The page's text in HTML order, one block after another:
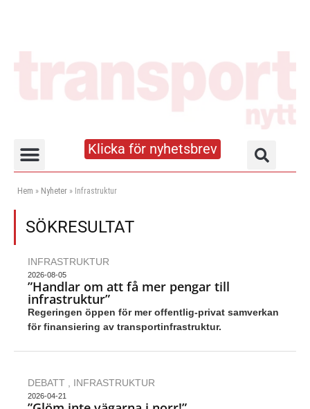
Klicka för nyhetsbrev
Hem » Nyheter » Infrastruktur
SÖKRESULTAT
INFRASTRUKTUR
2026-08-05
”Handlar om att få mer pengar till
infrastruktur”
Regeringen öppen för mer offentlig-privat samverkan
för finansiering av transportinfrastruktur.
DEBATT , INFRASTRUKTUR
2026-04-21